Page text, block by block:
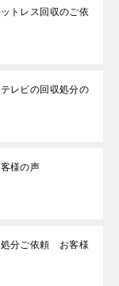
トレス回収のご依
レビの回収処分の
様の声
処分ご依頼 お客様